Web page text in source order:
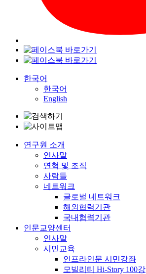
한국어
한국어
English
연구원 소개
인사말
연혁 및 조직
사람들
네트워크
글로벌 네트워크
해외협력기관
국내협력기관
인문교양센터
인사말
시민교육
인프라인문 시민강좌
모빌리티 Hi-Story 100강